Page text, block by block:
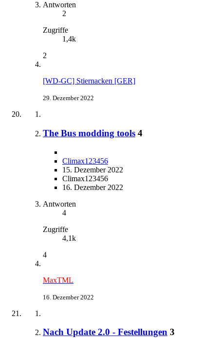
Antworten
2
Zugriffe
1,4k
2
[WD-GC] Stiernacken [GER]
29. Dezember 2022
The Bus modding tools 4
Climax123456
15. Dezember 2022
Climax123456
16. Dezember 2022
Antworten
4
Zugriffe
4,1k
4
MaxTML
16. Dezember 2022
Nach Update 2.0 - Festellungen 3